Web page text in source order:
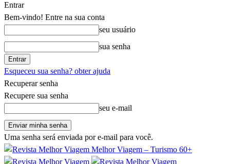
Entrar
Bem-vindo! Entre na sua conta
seu usuário
sua senha
Esqueceu sua senha? obter ajuda
Recuperar senha
Recupere sua senha
seu e-mail
Uma senha será enviada por e-mail para você.
Melhor Viagem – Turismo 60+